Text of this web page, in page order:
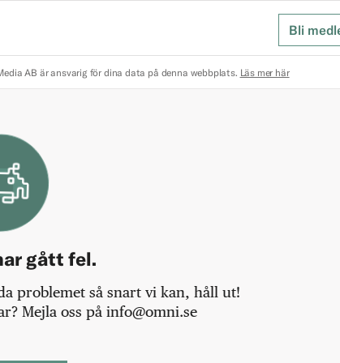
Bli
AB är ansvarig för dina data på denna webbplats. Läs mer här
gått fel.
problemet så snart vi kan, håll ut!
Mejla oss på info@omni.se